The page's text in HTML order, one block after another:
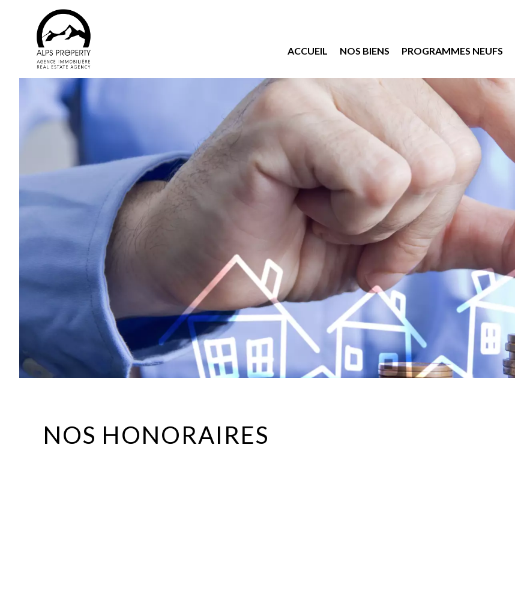
ACCUEIL NOS BIENS PROGRAMMES NEUFS
NOS HONORAIRES